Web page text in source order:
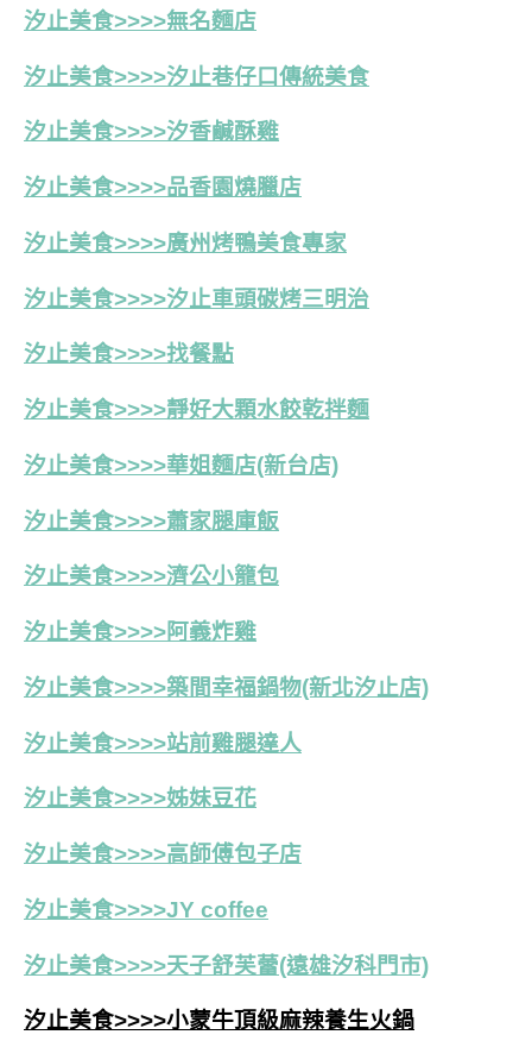
汐止美食>>>>無名麵店
汐止美食>>>>汐止巷仔口傳統美食
汐止美食>>>>汐香鹹酥雞
汐止美食>>>>品香園燒臘店
汐止美食>>>>廣州烤鴨美食專家
汐止美食>>>>汐止車頭碳烤三明治
汐止美食>>>>找餐點
汐止美食>>>>靜好大顆水餃乾拌麵
汐止美食>>>>華姐麵店(新台店)
汐止美食>>>>蕭家腿庫飯
汐止美食>>>>濟公小籠包
汐止美食>>>>阿義炸雞
汐止美食>>>>築間幸福鍋物(新北汐止店)
汐止美食>>>>站前雞腿達人
汐止美食>>>>姊妹豆花
汐止美食>>>>高師傅包子店
汐止美食>>>>JY coffee
汐止美食>>>>天子舒芙蕾(遠雄汐科門市)
汐止美食>>>>小蒙牛頂級麻辣養生火鍋